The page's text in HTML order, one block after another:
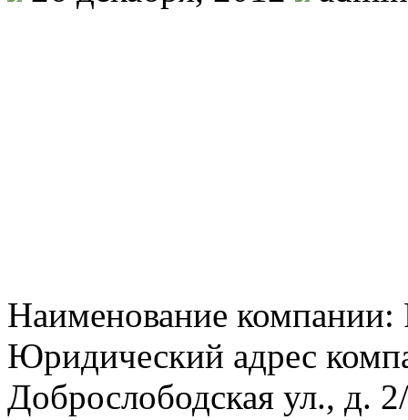
Наименование компании:
Юридический адрес
Доброслободская ул., д.